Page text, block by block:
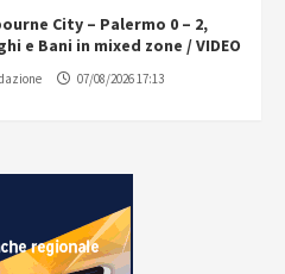
City – Palermo 0 – 2,
e Bani in mixed zone / VIDEO
07/08/2026 17:13